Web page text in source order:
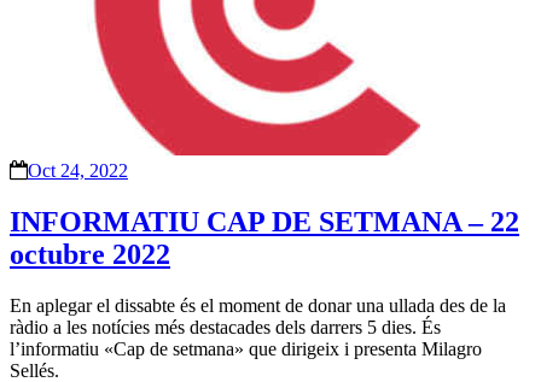
Oct 24, 2022
INFORMATIU CAP DE SETMANA – 22
octubre 2022
En aplegar el dissabte és el moment de donar una ullada des de la
ràdio a les notícies més destacades dels darrers 5 dies. És
l’informatiu «Cap de setmana» que dirigeix i presenta Milagro
Sellés.